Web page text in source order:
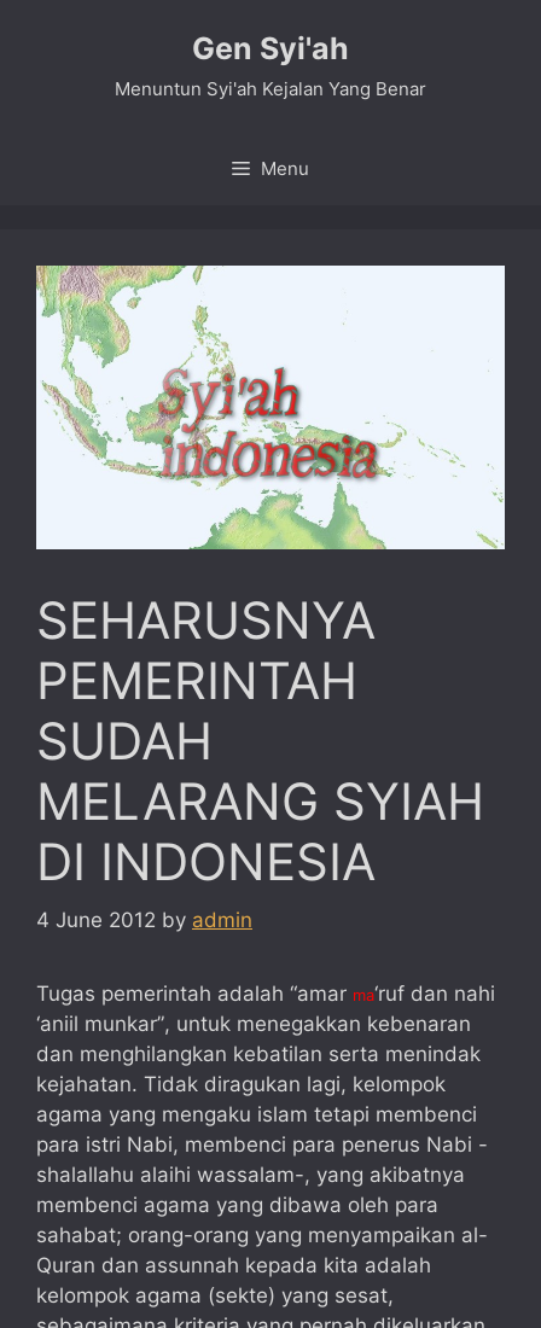
Gen Syi'ah
Menuntun Syi'ah Kejalan Yang Benar
Menu
SEHARUSNYA
PEMERINTAH
SUDAH
MELARANG SYIAH
DI INDONESIA
4 June 2012 by admin
Tugas pemerintah adalah “amar ma‘ruf dan nahi
‘aniil munkar”, untuk menegakkan kebenaran
dan menghilangkan kebatilan serta menindak
kejahatan. Tidak diragukan lagi, kelompok
agama yang mengaku islam tetapi membenci
para istri Nabi, membenci para penerus Nabi -
shalallahu alaihi wassalam-, yang akibatnya
membenci agama yang dibawa oleh para
sahabat; orang-orang yang menyampaikan al-
Quran dan assunnah kepada kita adalah
kelompok agama (sekte) yang sesat,